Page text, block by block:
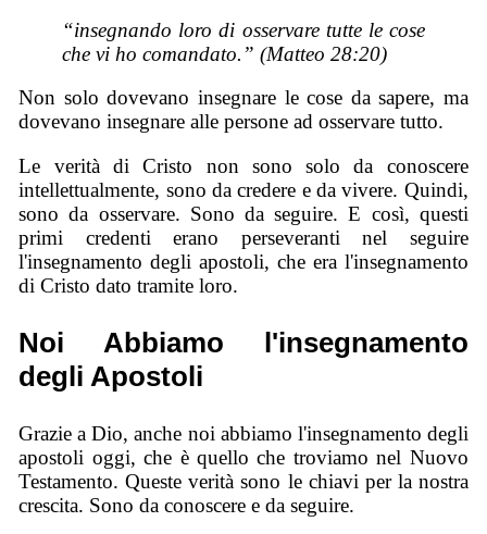
“insegnando loro di osservare tutte le cose
che vi ho comandato.” (Matteo 28:20)
Non solo dovevano insegnare le cose da sapere, ma
dovevano insegnare alle persone ad osservare tutto.
Le verità di Cristo non sono solo da conoscere
intellettualmente, sono da credere e da vivere. Quindi,
sono da osservare. Sono da seguire. E così, questi
primi credenti erano perseveranti nel seguire
l'insegnamento degli apostoli, che era l'insegnamento
di Cristo dato tramite loro.
Noi Abbiamo l'insegnamento
degli Apostoli
Grazie a Dio, anche noi abbiamo l'insegnamento degli
apostoli oggi, che è quello che troviamo nel Nuovo
Testamento. Queste verità sono le chiavi per la nostra
crescita. Sono da conoscere e da seguire.